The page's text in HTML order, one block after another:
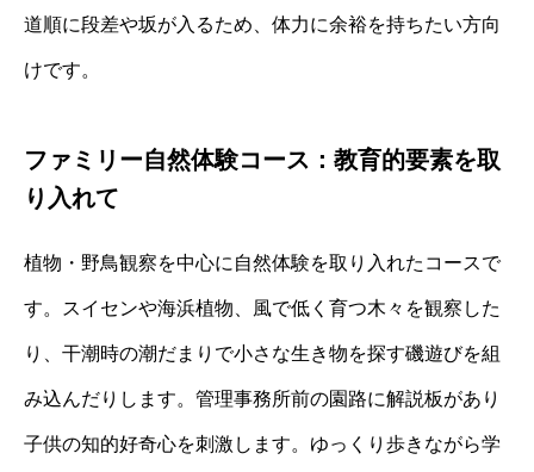
道順に段差や坂が入るため、体力に余裕を持ちたい方向
けです。
ファミリー自然体験コース：教育的要素を取
り入れて
植物・野鳥観察を中心に自然体験を取り入れたコースで
す。スイセンや海浜植物、風で低く育つ木々を観察した
り、干潮時の潮だまりで小さな生き物を探す磯遊びを組
み込んだりします。管理事務所前の園路に解説板があり
子供の知的好奇心を刺激します。ゆっくり歩きながら学